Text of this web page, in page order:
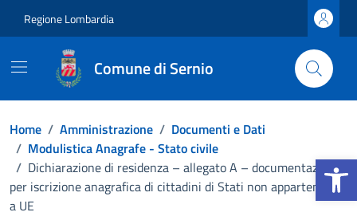
Apri la
Regione Lombardia
Comune di Sernio
Home / Amministrazione / Documenti e Dati
/ Modulistica Anagrafe - Stato civile
/ Dichiarazione di residenza – allegato A – documentazione
per iscrizione anagrafica di cittadini di Stati non appartenenti
a UE